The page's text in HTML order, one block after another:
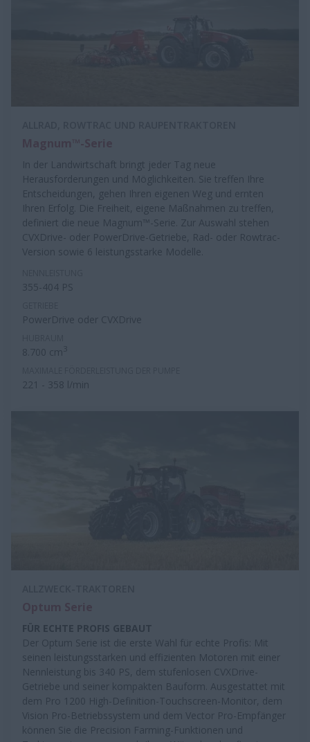
In der Landwirtschaft bringt jeder Tag neue
Herausforderungen und Möglichkeiten. Sie treffen Ihre
Entscheidungen, gehen Ihren eigenen Weg und ernten
Ihren Erfolg. Die Freiheit, eigene Maßnahmen zu treffen,
definiert die neue Magnum™-Serie. Zur Auswahl stehen
CVXDrive- oder PowerDrive-Getriebe, Rad- oder Rowtrac-
Version sowie 6 leistungsstarke Modelle.
355-404 PS
PowerDrive oder CVXDrive
8.700 cm 3
221 - 358 l/min
FÜR ECHTE PROFIS GEBAUT
Der Optum Serie ist die erste Wahl für echte Profis: Mit
seinen leistungsstarken und effizienten Motoren mit einer
Nennleistung bis 340 PS, dem stufenlosen CVXDrive-
Getriebe und seiner kompakten Bauform. Ausgestattet mit
dem Pro 1200 High-Definition-Touchscreen-Monitor, dem
Vision Pro-Betriebssystem und dem Vector Pro-Empfänger
können Sie die Precision Farming-Funktionen und